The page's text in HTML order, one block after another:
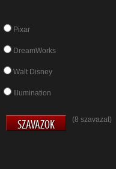
Pixar
DreamWorks
Walt Disney
Illumination
(8 szavazat)